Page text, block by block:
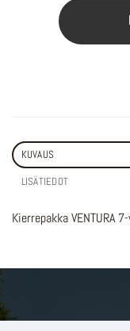
KUVAUS
LISÄTIEDOT
Kierrepakka VENTURA